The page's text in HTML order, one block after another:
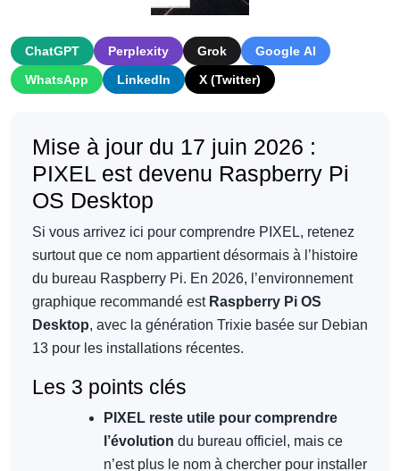
ChatGPT Perplexity Grok
Google AI
WhatsApp
LinkedIn X (Twitter)
Mise à jour du 17 juin 2026 :
PIXEL est devenu Raspberry Pi
OS Desktop
Si vous arrivez ici pour comprendre PIXEL, retenez
surtout que ce nom appartient désormais à l’histoire
du bureau Raspberry Pi. En 2026, l’environnement
graphique recommandé est Raspberry Pi OS
Desktop, avec la génération Trixie basée sur Debian
13 pour les installations récentes.
Les 3 points clés
PIXEL reste utile pour comprendre
l’évolution du bureau officiel, mais ce
n’est plus le nom à chercher pour installer